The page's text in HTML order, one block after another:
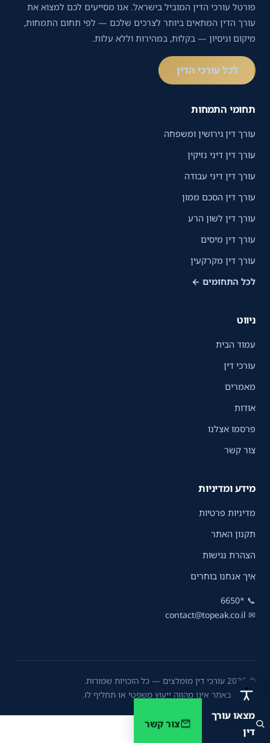
פורטל עורכי הדין המוביל בישראל. אנו מסייעים לכם למצוא את
עורך הדין המתאים ביותר לצרכים שלכם — לפי תחום התמחות,
מיקום וניסיון — בקלות, במהירות וללא עלות.
לכל עורכי הדין
תחומי התמחות
עורך דין גירושין ומשפחה
עורך דין דיני נזיקין
עורך דין דיני עבודה
עורך דין הסכם ממון
עורך דין לשון הרע
עורך דין מיסים
עורך דין מקרקעין
לכל התחומים ←
ניווט
עמוד הבית
עורכי דין
מאמרים
אודות
פרסמו אצלנו
צור קשר
מידע ומדיניות
מדיניות פרטיות
תקנון האתר
הצהרת נגישות
איך אנחנו בוחרים
📞
*6650
✉
contact@topeak.co.il
© 2026 עורכי דין מומלצים — כל הזכויות שמורות.
המידע באתר אינו מהווה ייעוץ משפטי או תחליף לו.
מצאו עורך
דין
צור קשר